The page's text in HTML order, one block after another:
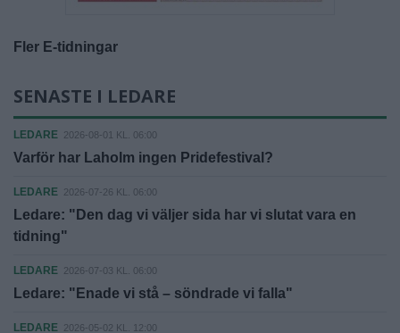
Fler E-tidningar
SENASTE I LEDARE
LEDARE 2026-08-01 KL. 06:00
Varför har Laholm ingen Pridefestival?
LEDARE 2026-07-26 KL. 06:00
Ledare: "Den dag vi väljer sida har vi slutat vara en
tidning"
LEDARE 2026-07-03 KL. 06:00
Ledare: "Enade vi stå – söndrade vi falla"
LEDARE 2026-05-02 KL. 12:00